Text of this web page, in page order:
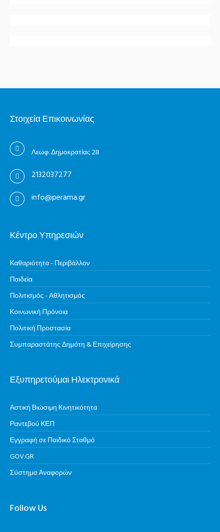
Στοιχεία Επικοινωνίας
Λεωφ. Δημοκρατίας 28
2132037277
info@perama.gr
Κέντρο Υπηρεσιών
Καθαριότητα - Περιβάλλον
Παιδεία
Πολιτισμός - Αθλητισμός
Κοινωνική Πρόνοια
Πολιτική Προστασία
Συμπαραστάτης Δημότη & Επιχείρησης
Εξυπηρετούμαι Ηλεκτρονικά
Αστική Βιώσιμη Κινητικότητα
Ραντεβού ΚΕΠ
Εγγραφή σε Παιδικό Σταθμό
GOV.GR
Σύστημα Αναφορών
Follow Us